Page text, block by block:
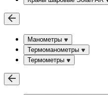
Манометры
Термоманометры
Термометры